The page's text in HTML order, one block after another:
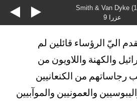
Smith & Van Dyke
عزرا 9
اليّ الرؤساء قائلين لم
والكهنة واللاويون من
من الكنعانيين
والعمونيين والموآبيين